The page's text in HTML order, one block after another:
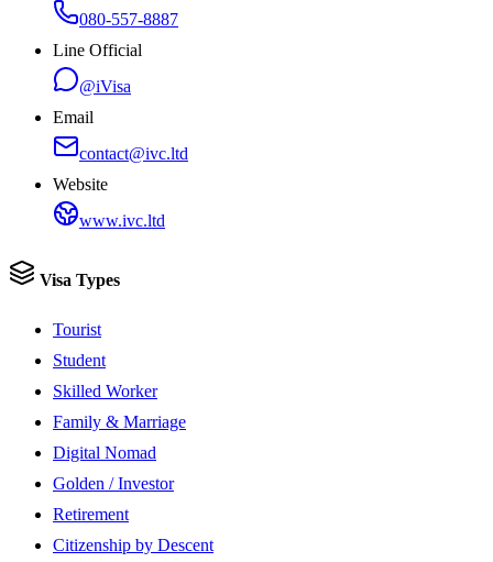
080-557-8887
Line Official
@iVisa
Email
contact@ivc.ltd
Website
www.ivc.ltd
Visa Types
Tourist
Student
Skilled Worker
Family & Marriage
Digital Nomad
Golden / Investor
Retirement
Citizenship by Descent